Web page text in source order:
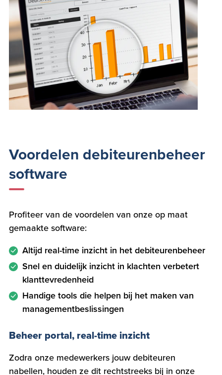
Voordelen debiteurenbeheer
software
Profiteer van de voordelen van onze op maat
gemaakte software:
Altijd real-time inzicht in het debiteurenbeheer
Snel en duidelijk inzicht in klachten verbetert
klanttevredenheid
Handige tools die helpen bij het maken van
managementbeslissingen
Beheer portal, real-time inzicht
Zodra onze medewerkers jouw debiteuren
nabellen, houden ze dit rechtstreeks bij in onze